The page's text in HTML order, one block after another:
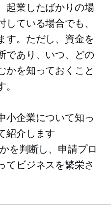
起業したばかりの場
ている場合でも、
す。ただし、資金を
であり、いつ、どの
かを知っておくこと
小企業について知っ
紹介します
を判断し、申請プロ
てビジネスを繁栄さ